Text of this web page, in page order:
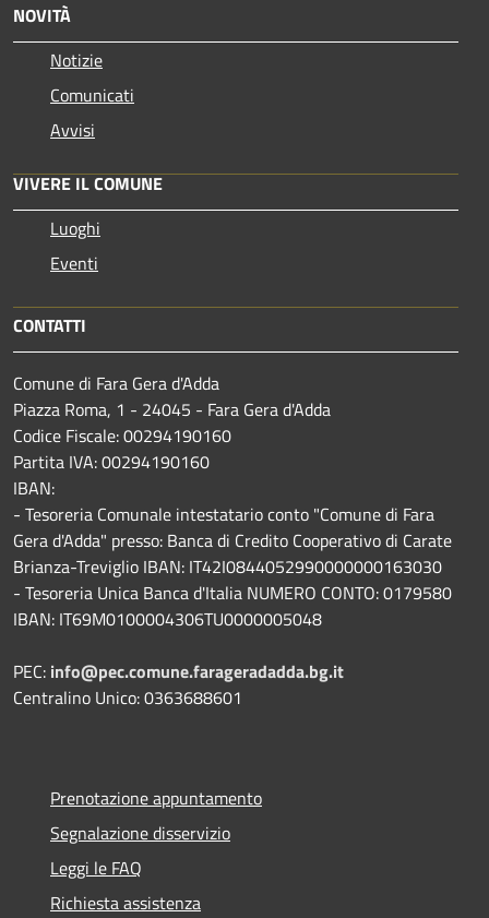
NOVITÀ
Notizie
Comunicati
Avvisi
VIVERE IL COMUNE
Luoghi
Eventi
CONTATTI
Comune di Fara Gera d'Adda
Piazza Roma, 1 - 24045 - Fara Gera d'Adda
Codice Fiscale: 00294190160
Partita IVA: 00294190160
IBAN:
- Tesoreria Comunale intestatario conto "Comune di Fara
Gera d'Adda" presso: Banca di Credito Cooperativo di Carate
Brianza-Treviglio IBAN: IT42I0844052990000000163030
- Tesoreria Unica Banca d'Italia NUMERO CONTO: 0179580
IBAN: IT69M0100004306TU0000005048
PEC: info@pec.comune.farageradadda.bg.it
Centralino Unico: 0363688601
Prenotazione appuntamento
Segnalazione disservizio
Leggi le FAQ
Richiesta assistenza